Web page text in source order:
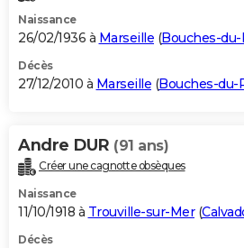
Naissance
26/02/1936 à Marseille (Bouches-
Décès
27/12/2010 à Marseille (Bouches-du-
Andre DUR (91 ans)
Créer une cagnotte obsèques
Naissance
11/10/1918 à Trouville-sur-Mer(
Décès